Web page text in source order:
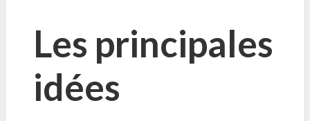
Les principales
idées